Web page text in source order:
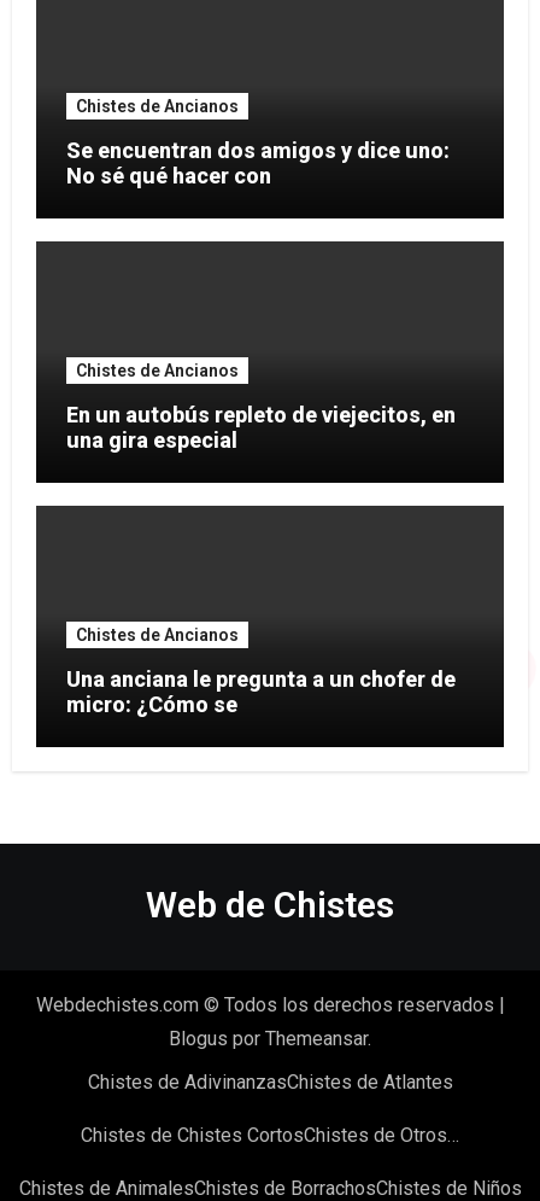
Chistes de Ancianos
Se encuentran dos amigos y dice uno:
No sé qué hacer con
Chistes de Ancianos
En un autobús repleto de viejecitos, en
una gira especial
Chistes de Ancianos
Una anciana le pregunta a un chofer de
micro: ¿Cómo se
Web de Chistes
Webdechistes.com © Todos los derechos reservados
Blogus por Themeansar.
Chistes de AdivinanzasChistes de Atlantes
Chistes de Chistes CortosChistes de Otros…
Chistes de AnimalesChistes de BorrachosChistes de Niños